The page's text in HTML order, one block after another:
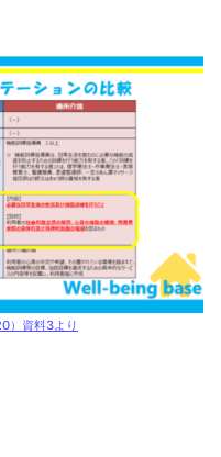
）資料3より